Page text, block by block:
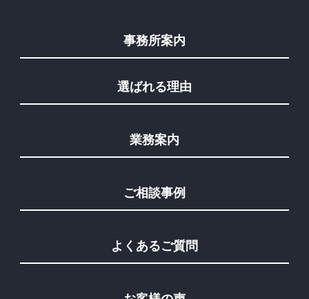
事務所案内
選ばれる理由
業務案内
ご相談事例
よくあるご質問